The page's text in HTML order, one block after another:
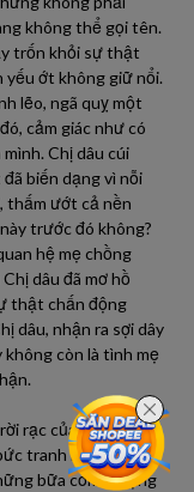
không thể gọi tên.
trốn khỏi sự thật
yếu ớt không giữ nổi.
lẽo, ngã quỵ một
cảm giác như có
Chị dâu cúi
biến dạng vì nỗi
thấm ướt cả nền
trước đó không?
hệ mẹ chồng
dâu đã mơ hồ
thật chấn động
dâu, nhận ra sợi dây
còn là tình mẹ
rạc của ba mươi
tranh hoàn chỉnh
bữa cơm im lặng